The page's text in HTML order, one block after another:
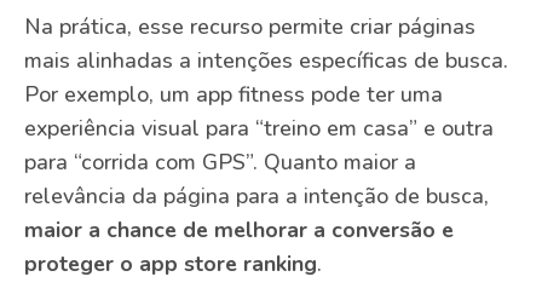
Na prática, esse recurso permite criar páginas
mais alinhadas a intenções específicas de busca.
Por exemplo, um app fitness pode ter uma
experiência visual para “treino em casa” e outra
para “corrida com GPS”. Quanto maior a
relevância da página para a intenção de busca,
maior a chance de melhorar a conversão e
proteger o app store ranking.